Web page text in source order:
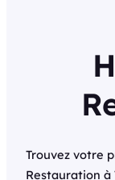
Trouvez votre
Restauration à